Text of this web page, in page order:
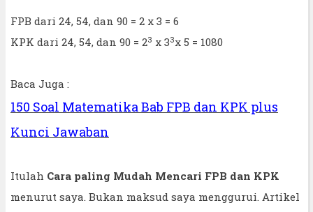
FPB dari 24, 54, dan 90 = 2 x 3 = 6
KPK dari 24, 54, dan 90 = 23 x 33x 5 = 1080
Baca Juga :
150 Soal Matematika Bab FPB dan KPK plus
Kunci Jawaban
Itulah Cara paling Mudah Mencari FPB dan KPK
menurut saya. Bukan maksud saya menggurui. Artikel